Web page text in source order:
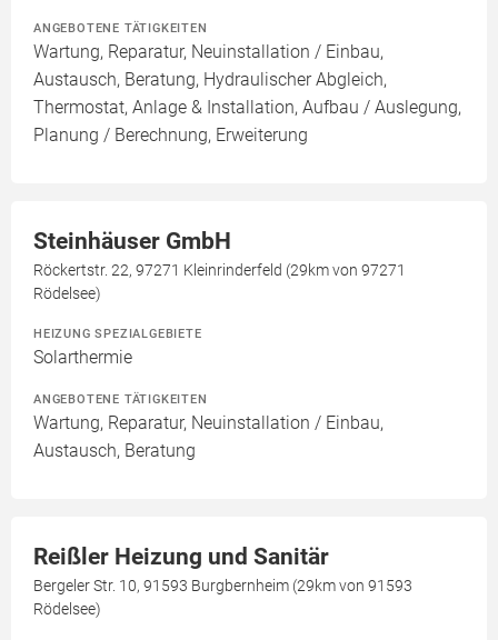
ANGEBOTENE TÄTIGKEITEN
Wartung, Reparatur, Neuinstallation / Einbau,
Austausch, Beratung, Hydraulischer Abgleich,
Thermostat, Anlage & Installation, Aufbau / Auslegung,
Planung / Berechnung, Erweiterung
Steinhäuser GmbH
Röckertstr. 22, 97271 Kleinrinderfeld (29km von 97271
Rödelsee)
HEIZUNG SPEZIALGEBIETE
Solarthermie
ANGEBOTENE TÄTIGKEITEN
Wartung, Reparatur, Neuinstallation / Einbau,
Austausch, Beratung
Reißler Heizung und Sanitär
Bergeler Str. 10, 91593 Burgbernheim (29km von 91593
Rödelsee)